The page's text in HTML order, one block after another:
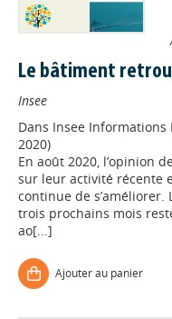
Le bâtiment
Insee
Dans Insee Informations
2020)
En août 2020, l’opinion
sur leur activité récente
continue de s’améliorer.
trois prochains mois
ao[...]
Ajouter au panier